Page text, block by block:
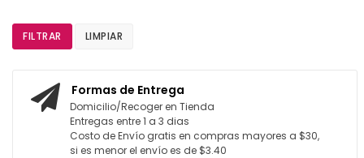
FILTRAR LIMPIAR
Formas de Entrega
Domicilio/Recoger en Tienda
Entregas entre 1 a 3 dias
Costo de Envío gratis en compras mayores a $30,
si es menor el envío es de $3.40